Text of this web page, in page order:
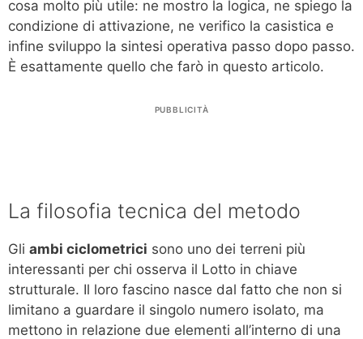
cosa molto più utile: ne mostro la logica, ne spiego la
condizione di attivazione, ne verifico la casistica e
infine sviluppo la sintesi operativa passo dopo passo.
È esattamente quello che farò in questo articolo.
PUBBLICITÀ
La filosofia tecnica del metodo
Gli ambi ciclometrici sono uno dei terreni più
interessanti per chi osserva il Lotto in chiave
strutturale. Il loro fascino nasce dal fatto che non si
limitano a guardare il singolo numero isolato, ma
mettono in relazione due elementi all’interno di una